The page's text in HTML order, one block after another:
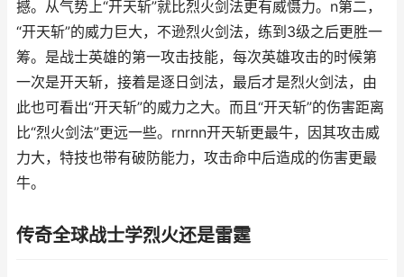
撼。从气势上“开天斩”就比烈火剑法更有威慑力。n第二，
“开天斩”的威力巨大，不逊烈火剑法，练到3级之后更胜一
筹。是战士英雄的第一攻击技能，每次英雄攻击的时候第
一次是开天斩，接着是逐日剑法，最后才是烈火剑法，由
此也可看出“开天斩”的威力之大。而且“开天斩”的伤害距离
比“烈火剑法”更远一些。rnrnn开天斩更最牛，因其攻击威
力大，特技也带有破防能力，攻击命中后造成的伤害更最
牛。
传奇全球战士学烈火还是雷霆